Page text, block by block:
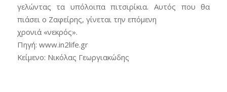
γελώντας τα υπόλοιπα πιτσιρίκια. Αυτός που θα
πιάσει ο Ζαφείρης, γίνεται την επόμενη
χρονιά «νεκρός».
Πηγή: www.in2life.gr
Κείμενο: Νικόλας Γεωργιακώδης